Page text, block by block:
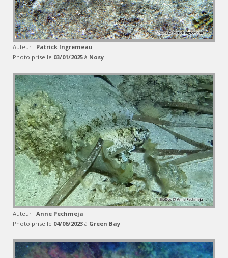
Auteur : Patrick Ingremeau
Photo prise le 03/01/2025 à Nosy
Auteur : Anne Pechmeja
Photo prise le 04/06/2023 à Green Bay